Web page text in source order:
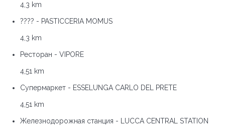
4,3 km
???? - PASTICCERIA MOMUS
4,3 km
Ресторан - VIPORE
4,51 km
Супермаркет - ESSELUNGA CARLO DEL PRETE
4,51 km
Железнодорожная станция - LUCCA CENTRAL STATION